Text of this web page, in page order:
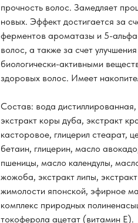
прочность волос. Замедляет
новых. Эффект достигается за
ферментов ароматазы и 5-
волос, а также за счет
биологически-активными
здоровых волос. Имеет
Состав: вода
экстракт коры дуба, экстракт
касторовое, глицерил стеарат,
бетаин, глицерин, масло
пшеницы, масло календулы,
жожоба, экстракт липы,
жимолости японской, эфирное
комплекс природных
токоферола ацетат (витамин Е).